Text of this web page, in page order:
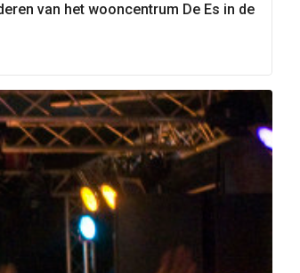
van het wooncentrum De Es in de